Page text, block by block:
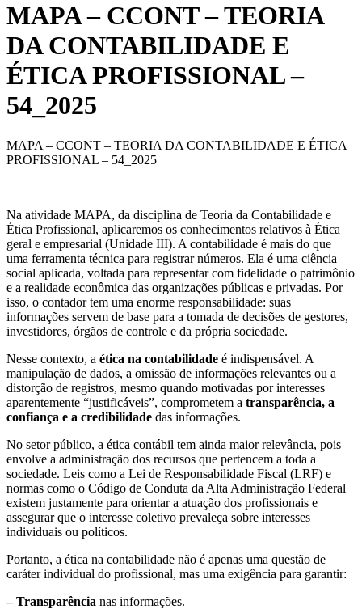
MAPA – CCONT – TEORIA
DA CONTABILIDADE E
ÉTICA PROFISSIONAL –
54_2025
MAPA – CCONT – TEORIA DA CONTABILIDADE E ÉTICA
PROFISSIONAL – 54_2025
Na atividade MAPA, da disciplina de Teoria da Contabilidade e
Ética Profissional, aplicaremos os conhecimentos relativos à Ética
geral e empresarial (Unidade III). A contabilidade é mais do que
uma ferramenta técnica para registrar números. Ela é uma ciência
social aplicada, voltada para representar com fidelidade o patrimônio
e a realidade econômica das organizações públicas e privadas. Por
isso, o contador tem uma enorme responsabilidade: suas
informações servem de base para a tomada de decisões de gestores,
investidores, órgãos de controle e da própria sociedade.
Nesse contexto, a ética na contabilidade é indispensável. A
manipulação de dados, a omissão de informações relevantes ou a
distorção de registros, mesmo quando motivadas por interesses
aparentemente “justificáveis”, comprometem a transparência, a
confiança e a credibilidade das informações.
No setor público, a ética contábil tem ainda maior relevância, pois
envolve a administração dos recursos que pertencem a toda a
sociedade. Leis como a Lei de Responsabilidade Fiscal (LRF) e
normas como o Código de Conduta da Alta Administração Federal
existem justamente para orientar a atuação dos profissionais e
assegurar que o interesse coletivo prevaleça sobre interesses
individuais ou políticos.
Portanto, a ética na contabilidade não é apenas uma questão de
caráter individual do profissional, mas uma exigência para garantir:
– Transparência nas informações.